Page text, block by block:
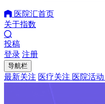
医院汇首页
关于指数
投稿
登录 注册
导航栏
最新关注 医疗关注 医院活动